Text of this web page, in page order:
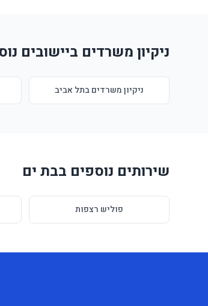
ניקיון משרדים ביישובים
ניקיון משרדים בתל אביב
שירותים נוספים בבת ים
פוליש רצפות